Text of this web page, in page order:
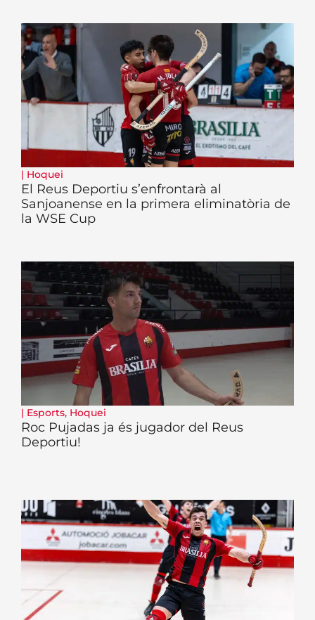
| Hoquei
El Reus Deportiu s’enfrontarà al
Sanjoanense en la primera eliminatòria de
la WSE Cup
| Esports, Hoquei
Roc Pujadas ja és jugador del Reus
Deportiu!